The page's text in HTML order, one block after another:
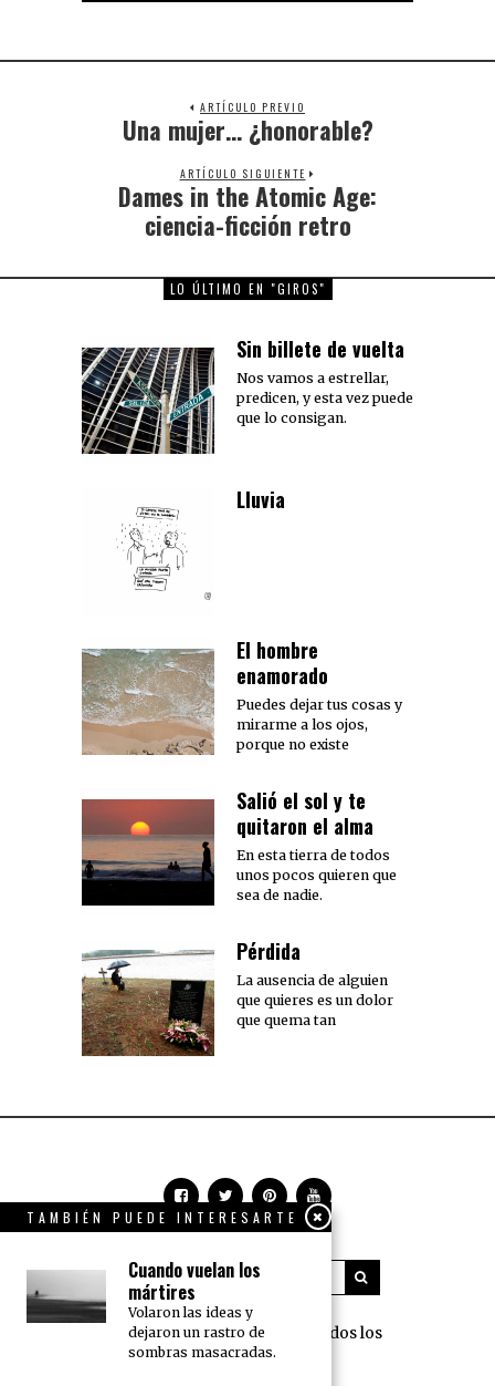
ARTÍCULO PREVIO
Previous
post:
Una mujer… ¿honorable?
ARTÍCULO SIGUIENTE
Next
post:
Dames in the Atomic Age:
ciencia-ficción retro
LO ÚLTIMO EN "GIROS"
Sin billete de vuelta
Nos vamos a estrellar,
predicen, y esta vez puede
que lo consigan.
Lluvia
El hombre
enamorado
Puedes dejar tus cosas y
mirarme a los ojos,
porque no existe
Salió el sol y te
quitaron el alma
En esta tierra de todos
unos pocos quieren que
sea de nadie.
Pérdida
La ausencia de alguien
que quieres es un dolor
que quema tan
360 Grados Press © 2018 Todos los
derechos reservados.
TAMBIÉN PUEDE INTERESARTE
Cuando vuelan los
mártires
Volaron las ideas y
dejaron un rastro de
sombras masacradas.